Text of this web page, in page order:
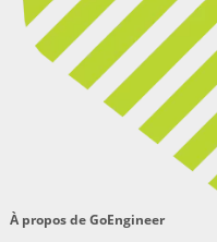
À propos de GoEngineer